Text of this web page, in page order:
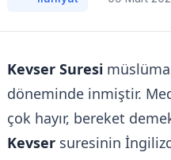
Kevser Suresi
döneminde inmiştir.
çok hayır, bereket
Kevser suresinin